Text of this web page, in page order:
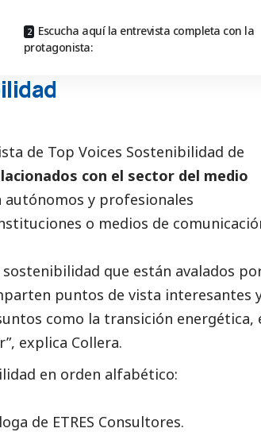
Escucha aquí la entrevista completa con la
protagonista:
de Top Voices Sostenibilidad de
con el sector del medio
y profesionales
o medios de
que están avalados
puntos de vista interesantes
como la transición energética,
explica Collera.
en orden alfabético:
de ETRES Consultores.